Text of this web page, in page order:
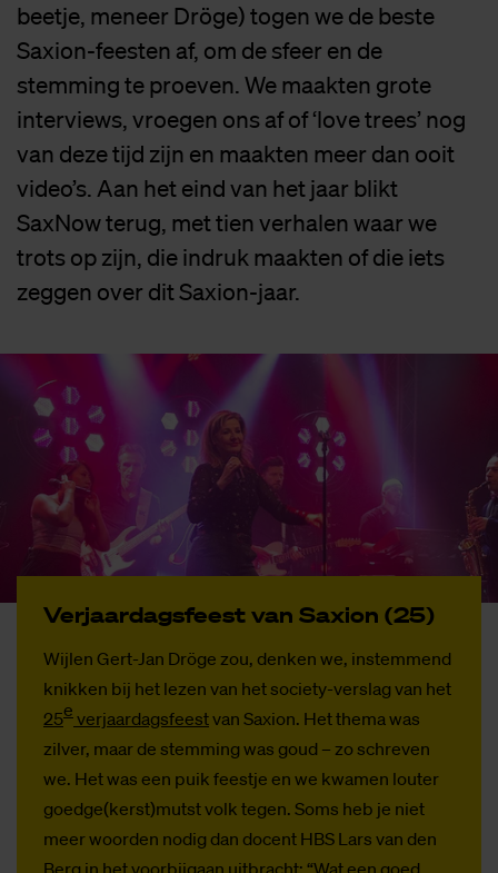
beetje, meneer Dröge) togen we de beste
Saxion-feesten af, om de sfeer en de
stemming te proeven. We maakten grote
interviews, vroegen ons af of ‘love trees’ nog
van deze tijd zijn en maakten meer dan ooit
video’s. Aan het eind van het jaar blikt
SaxNow terug, met tien verhalen waar we
trots op zijn, die indruk maakten of die iets
zeggen over dit Saxion-jaar.
Ver­jaar­dags­feest van Saxi­on (25)
Wijlen Gert-Jan Dröge zou, denken we, instemmend
knikken bij het lezen van het society-verslag van het
25e verjaardagsfeestvan Saxion. Het thema was
zilver, maar de stemming was goud – zo schreven
we. Het was een puik feestje en we kwamen louter
goedge(kerst)mutst volk tegen. Soms heb je niet
meer woorden nodig dan docent HBS Lars van den
Berg in het voorbijgaan uitbracht: “Wat een goed